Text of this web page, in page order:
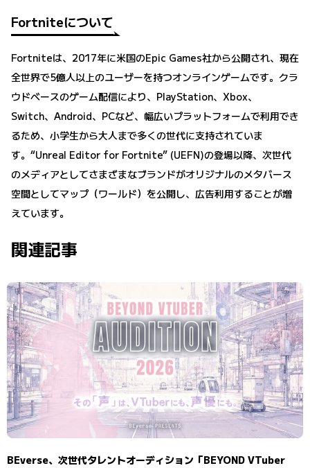
Fortniteについて
Fortniteは、2017年に米国のEpic Games社から公開され、現在
全世界で5億人以上のユーザーを持つオンラインゲームです。クラ
ウドベースのゲーム配信により、PlayStation、Xbox、
Switch、Android、PCなど、幅広いプラットフォームで利用でき
るため、小学生から大人まで多くの世代に支持されていま
す。“Unreal Editor for Fortnite” (UEFN)の登場以降、次世代
のメディアとしてさまざまなブランドがオリジナルのメタバース
空間としてマップ（ワールド）を公開し、広告利用することが増
えています。
関連記事
BEverse、次世代タレントオーディション「BEYOND VTuber